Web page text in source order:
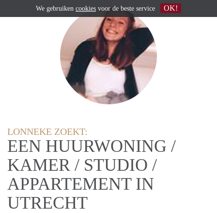
LONNEKE ZOEKT:
EEN HUURWONING /
KAMER / STUDIO /
APPARTEMENT IN
UTRECHT
We gebruiken cookies voor de beste service OK!